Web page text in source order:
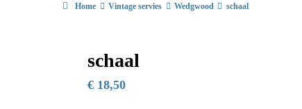
Home Vintage servies Wedgwood schaal
schaal
€ 18,50